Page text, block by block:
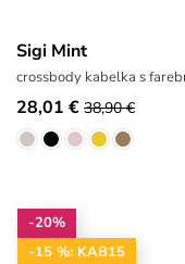
Sigi Mint
28,01 € 38,90 €
-20%
-15 %: KAB15